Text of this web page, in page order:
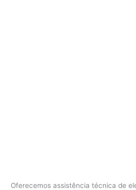
Oferecemos assistência técnica de